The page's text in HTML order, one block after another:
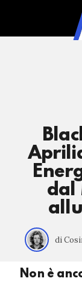
dal
di
Non è